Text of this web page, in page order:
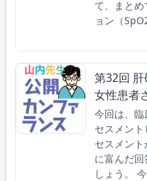
て、まと
ョン（SpO2
第32回
女性患者
今回は、
セスメン
セスメン
に富んだ
しょう。